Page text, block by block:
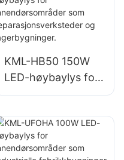
fabrikker,
lagerbygninger osv.
KML-HB50 150W
LED-høybaylys for
innendørsområder
reparasjonsverkste
der og